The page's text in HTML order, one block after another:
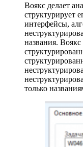
Воякс делает
структурирует
интерфейсы,
названия.
только